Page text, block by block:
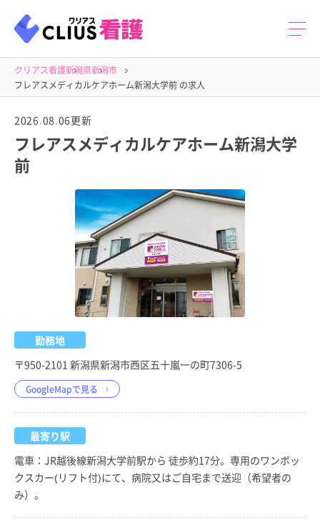
クリアス看護新潟県新潟市
フレアスメディカルケアホーム新潟大学前 の求人
2026.08.06更新
フレアスメディカルケアホーム新潟大学
前
勤務地
〒950-2101 新潟県新潟市西区五十嵐一の町7306-5
GoogleMapで見る
最寄り駅
電車：JR越後線新潟大学前駅から 徒歩約17分。専用のワンボッ
クスカー(リフト付)にて、病院又はご自宅まで送迎（希望者の
み）。